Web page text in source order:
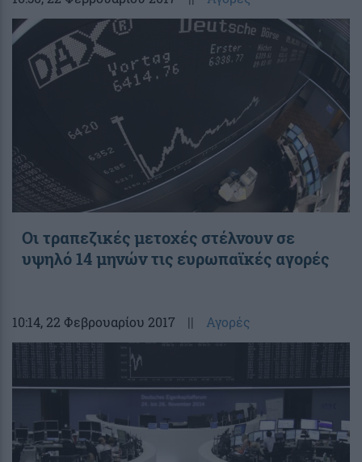
Οι τραπεζικές μετοχές στέλνουν σε
υψηλό 14 μηνών τις ευρωπαϊκές αγορές
10:14, 22 Φεβρουαρίου 2017 || Αγορές